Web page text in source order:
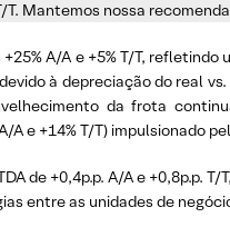
T. Mantemos nossa
A/A e +5% T/T,
à depreciação do real
da frota
A e +14% T/T) impulsionado
de +0,4p.p. A/A e +0,8p.p.
entre as unidades de